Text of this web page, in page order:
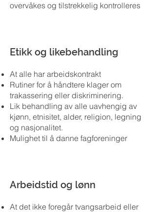
overvåkes og tilstrekkelig kontrolleres
Etikk og likebehandling
At alle har arbeidskontrakt
Rutiner for å håndtere klager om
trakassering eller diskriminering.
Lik behandling av alle uavhengig av
kjønn, etnisitet, alder, religion, legning
og nasjonalitet.
Mulighet til å danne fagforeninger
Arbeidstid og lønn
At det ikke foregår tvangsarbeid eller